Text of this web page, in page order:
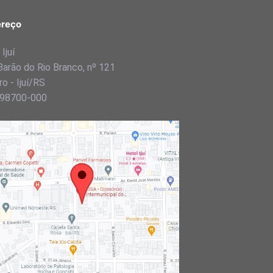
Ijuí
do Rio Branco, nº 121
- Ijuí/RS
000